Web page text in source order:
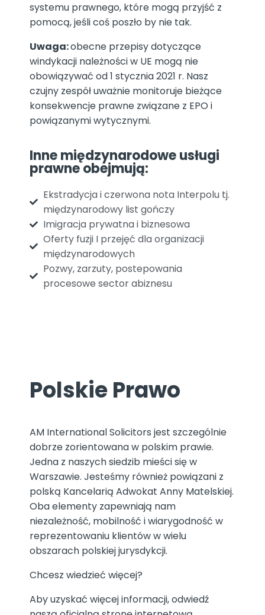
systemu prawnego, które mogą przyjść z
pomocą, jeśli coś poszło by nie tak.
Uwaga:obecne przepisy dotyczące
windykacji należności w UE mogą nie
obowiązywać od 1 stycznia 2021 r. Nasz
czujny zespół uważnie monitoruje bieżące
konsekwencje prawne związane z EPO i
powiązanymi wytycznymi.
Inne międzynarodowe usługi
prawne obejmują:
Ekstradycja i czerwona nota Interpolu tj.
międzynarodowy list gończy
Imigracja prywatna i biznesowa
Oferty fuzji I przejęć dla organizacji
międzynarodowych
Pozwy, zarzuty, postepowania
procesowe sector abiznesu
Polskie Prawo
AM International Solicitors jest szczególnie
dobrze zorientowana w polskim prawie.
Jedna z naszych siedzib mieści się w
Warszawie. Jesteśmy również powiązani z
polską Kancelarią Adwokat Anny Matelskiej.
Oba elementy zapewniają nam
niezależność, mobilność i wiarygodność w
reprezentowaniu klientów w wielu
obszarach polskiej jurysdykcji.
Chcesz wiedzieć więcej?
Aby uzyskać więcej informacji, odwiedź